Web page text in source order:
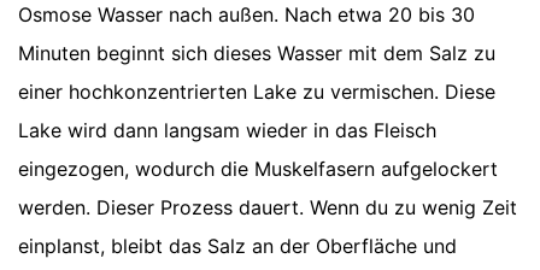
Osmose Wasser nach außen. Nach etwa 20 bis 30
Minuten beginnt sich dieses Wasser mit dem Salz zu
einer hochkonzentrierten Lake zu vermischen. Diese
Lake wird dann langsam wieder in das Fleisch
eingezogen, wodurch die Muskelfasern aufgelockert
werden. Dieser Prozess dauert. Wenn du zu wenig Zeit
einplanst, bleibt das Salz an der Oberfläche und